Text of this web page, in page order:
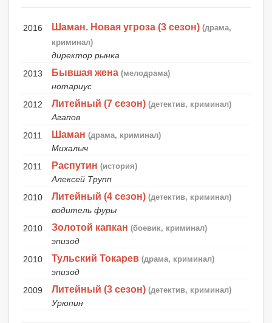
2016 Шаман. Новая угроза (3 сезон) (драма,
криминал)
директор рынка
2013
Бывшая жена (мелодрама)
нотариус
2012
Литейный (7 сезон) (детектив, криминал)
Агапов
2011
Шаман (драма, криминал)
Михалыч
2011
Распутин (история)
Алексей Трупп
2010
Литейный (4 сезон) (детектив, криминал)
водитель фуры
2010
Золотой капкан (боевик, криминал)
эпизод
2010
Тульский Токарев (драма, криминал)
эпизод
2009
Литейный (3 сезон) (детектив, криминал)
Урюпин